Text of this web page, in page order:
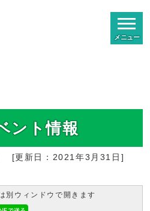
メニュー
ント情報
[更新日： 2021年3月31日 ]
別ウィンドウで開きます